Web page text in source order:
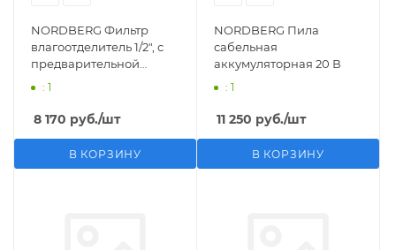
NORDBERG Фильтр
влагоотделитель 1/2", с
предварительной
фильтрацией
: 1
8 170 руб./шт
В КОРЗИНУ
NORDBERG Пила
сабельная
аккумуляторная 20 В
: 1
11 250 руб./шт
В КОРЗИНУ